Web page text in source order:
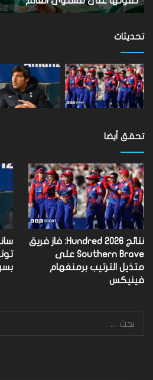
تفوتها
مستوى
العالم
تحديثات
تحقق أيضا
نتائج Hundred 2026: فاز فريق
Southern Brave على
متذيل الترتيب برمنغهام
فينيكس